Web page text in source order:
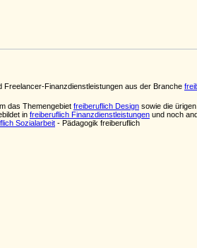
Finanzdienstleistungen aus der Branche
das Themengebiet freiberuflich Design sowie die
in freiberuflich Finanzdienstleistungen und noch
Sozialarbeit - Pädagogik freiberuflich